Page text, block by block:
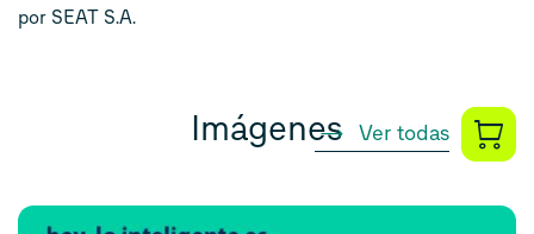
por SEAT S.A.
Imágenes Ver todas